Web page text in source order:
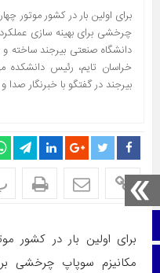
برای اولین بار در کشور موتور
چرخشی برای بهینه سازی
دانشگاه صنعتی بیرجند ساخته
خراسان تایم، رئیس دانشکده
بیرجند در گفتگو با خبرنگار
برای اولین بار در کشور
مکانیزم سوپاپ چرخشی